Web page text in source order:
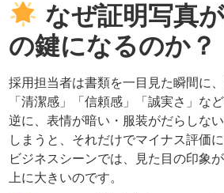
なぜ証明写真
の鍵になるのか？
採用担当者は書類を一目見た瞬間に
「清潔感」「信頼感」「誠実さ」な
逆に、表情が暗い・服装がだらしな
しまうと、それだけでマイナス評価
ビジネスシーンでは、見た目の印象
上に大きいのです。